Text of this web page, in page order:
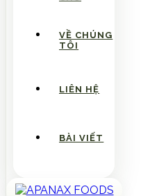
VỀ CHÚNG
TÔI
LIÊN HỆ
BÀI VIẾT